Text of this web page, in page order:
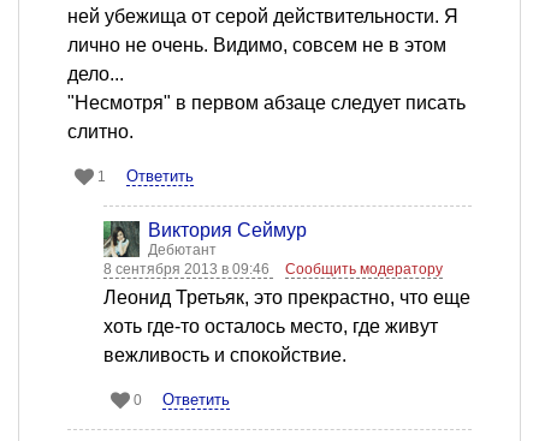
ней убежища от серой действительности. Я
лично не очень. Видимо, совсем не в этом
дело...
"Несмотря" в первом абзаце следует писать
слитно.
1 Ответить
Виктория Сеймур
Дебютант
8 сентября 2013 в 09:46
Сообщить модератору
Леонид Третьяк, это прекрастно, что еще
хоть где-то осталось место, где живут
вежливость и спокойствие.
0 Ответить